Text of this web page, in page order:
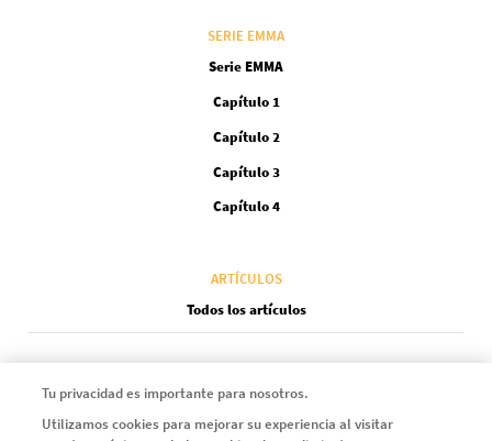
SERIE EMMA
Serie EMMA
Capítulo 1
Capítulo 2
Capítulo 3
Capítulo 4
ARTÍCULOS
Todos los artículos
Instagram
LinkedIn
X
Tu privacidad es importante para nosotros.
Utilizamos cookies para mejorar su experiencia al visitar